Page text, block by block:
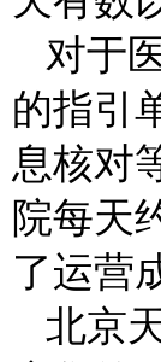
对于
的指引
息核对
院每天
了运营
北京